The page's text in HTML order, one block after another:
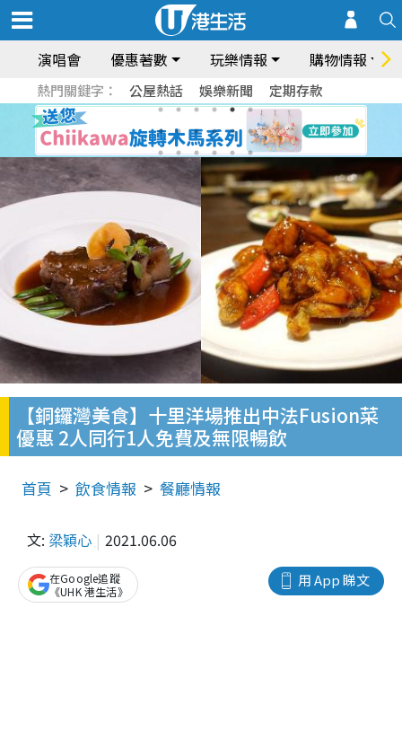
演唱會 優惠著數 玩樂情報 購物情報
熱門關鍵字： 公屋熱話 娛樂新聞 定期存款
【銅鑼灣美食】十里洋場推出中法Fusion菜
優惠 2人同行1人免費及無限暢飲
首頁 飲食情報 餐廳情報
文: 梁穎心 2021.06.06
用 App 睇文
在Google追蹤
《UHK 港生活》